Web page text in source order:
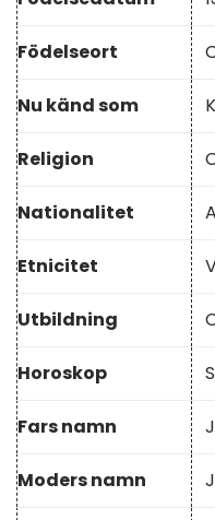
Födelseort
Nu känd som
Religion
Nationalitet
Etnicitet
Utbildning
Horoskop
Fars namn
Moders namn